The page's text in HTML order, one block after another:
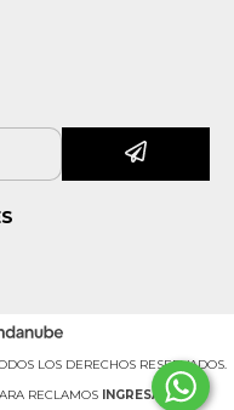
LOS DERECHOS RESERVADOS.
RECLAMOS INGRESÁ ACÁ.